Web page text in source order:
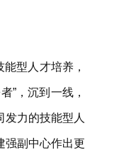
型人才培养，
”，沉到一线，
力的技能型人
强副中心作出更